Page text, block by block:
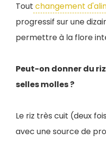
Tout changement
progressif sur une
permettre à la flore
Peut-on donner du
selles molles ?
Le riz très cuit (deux
avec une source de